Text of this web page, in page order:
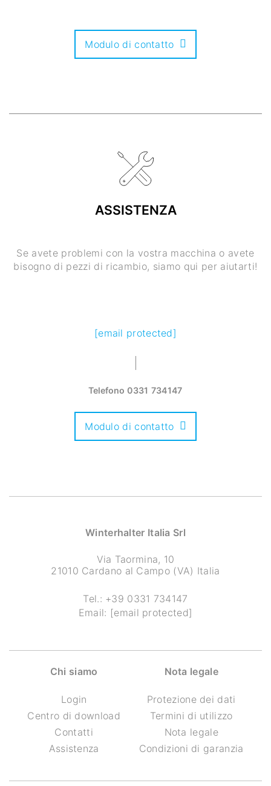
Modulo di contatto
ASSISTENZA
Se avete problemi con la vostra macchina o avete
bisogno di pezzi di ricambio, siamo qui per aiutarti!
[email protected]
Telefono0331 734147
Modulo di contatto
Winterhalter Italia Srl
Via Taormina, 10
21010 Cardano al Campo (VA) Italia
Tel.: +39 0331 734147
Email: [email protected]
Chi siamo
Login
Centro di download
Contatti
Assistenza
Nota legale
Protezione dei dati
Termini di utilizzo
Nota legale
Condizioni di garanzia